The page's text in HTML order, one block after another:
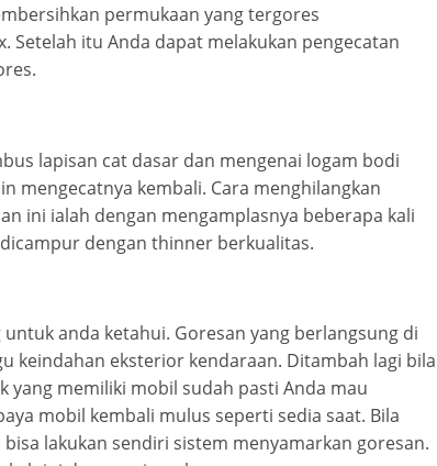
permukaan yang tergores
Setelah itu Anda dapat melakukan pengecatan
lapisan cat dasar dan mengenai logam bodi
mengecatnya kembali. Cara menghilangkan
ini ialah dengan mengamplasnya beberapa kali
dengan thinner berkualitas.
anda ketahui. Goresan yang berlangsung di
keindahan eksterior kendaraan. Ditambah lagi bila
yang memiliki mobil sudah pasti Anda mau
mobil kembali mulus seperti sedia saat. Bila
lakukan sendiri sistem menyamarkan goresan.